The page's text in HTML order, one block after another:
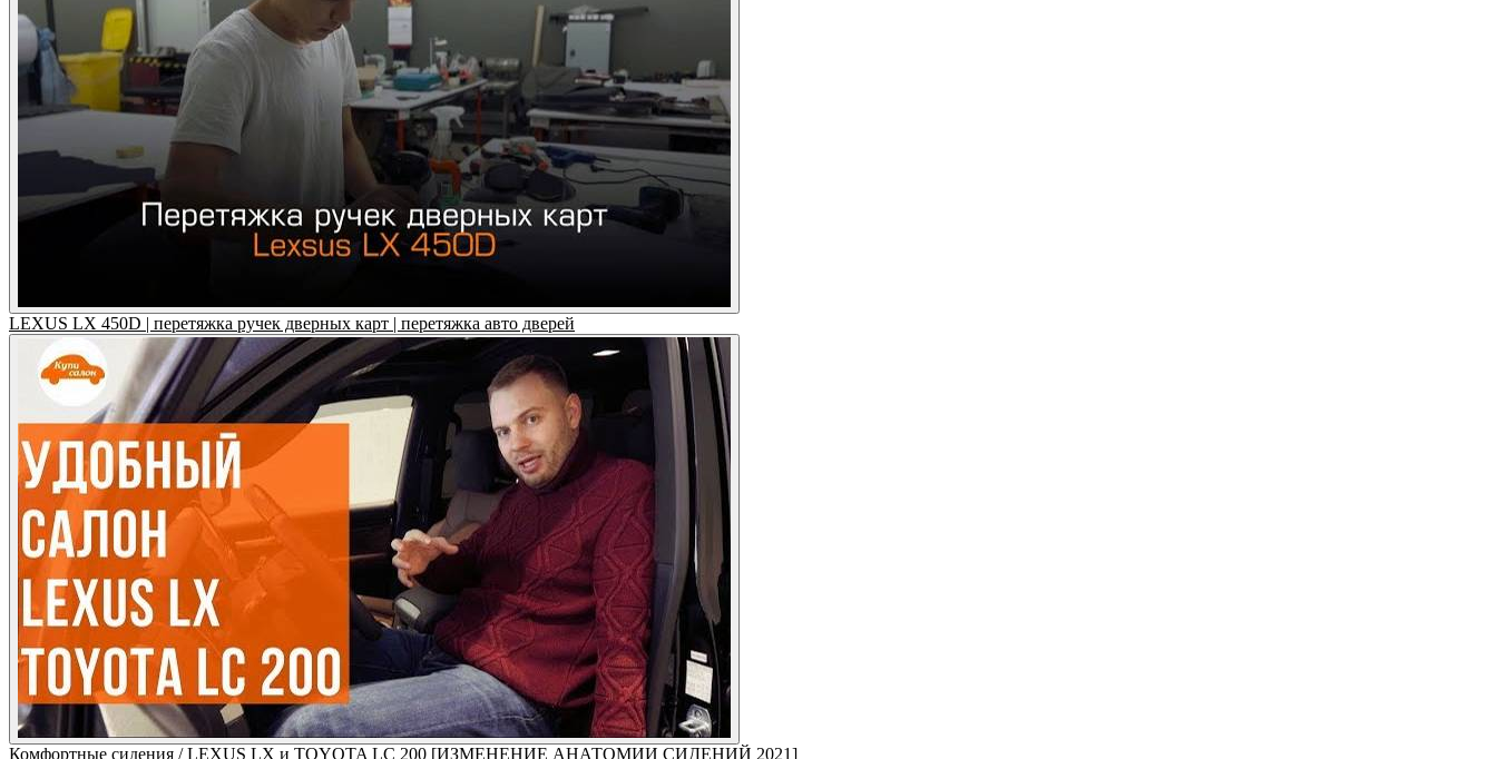
LEXUS LX 450D | перетяжка ручек дверных карт | перетяжка авто дверей
Комфортные сидения / LEXUS LX и TOYOTA LC 200 [ИЗМЕНЕНИЕ АНАТОМИИ СИДЕНИЙ 2021]